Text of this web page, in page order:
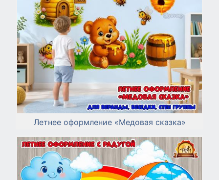
Летнее оформление «Медовая сказка»